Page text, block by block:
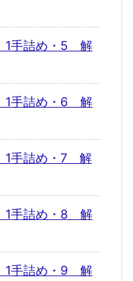
1手詰め・5 解
1手詰め・6 解
1手詰め・7 解
1手詰め・8 解
1手詰め・9 解